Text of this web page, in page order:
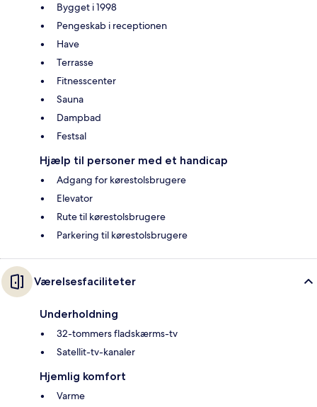
Bygget i 1998
Pengeskab i receptionen
Have
Terrasse
Fitnesscenter
Sauna
Dampbad
Festsal
Hjælp til personer med et handicap
Adgang for kørestolsbrugere
Elevator
Rute til kørestolsbrugere
Parkering til kørestolsbrugere
Værelsesfaciliteter
Underholdning
32-tommers fladskærms-tv
Satellit-tv-kanaler
Hjemlig komfort
Varme